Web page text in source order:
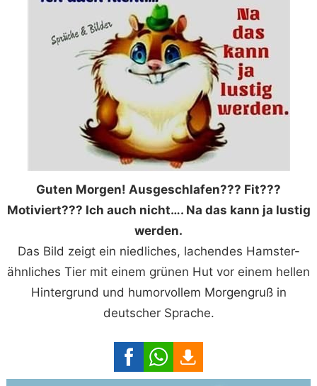
Guten Morgen! Ausgeschlafen??? Fit???
Motiviert??? Ich auch nicht…. Na das kann ja lustig
werden.
Das Bild zeigt ein niedliches, lachendes Hamster-
ähnliches Tier mit einem grünen Hut vor einem hellen
Hintergrund und humorvollem Morgengruß in
deutscher Sprache.